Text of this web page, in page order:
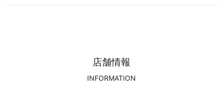
店舗情報
INFORMATION